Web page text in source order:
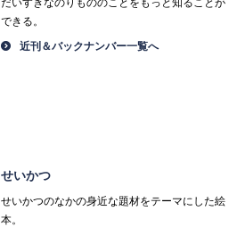
できる。
近刊＆バックナンバー一覧へ
せいかつ
せいかつのなかの身近な題材をテーマにした絵
本。